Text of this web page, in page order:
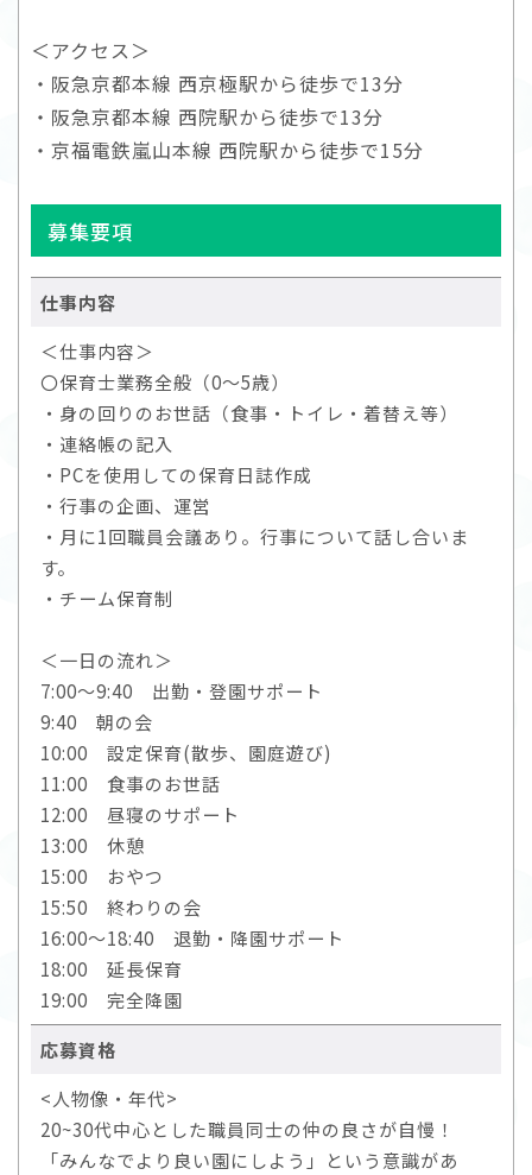
＜アクセス＞
・阪急京都本線 西京極駅から徒歩で13分
・阪急京都本線 西院駅から徒歩で13分
・京福電鉄嵐山本線 西院駅から徒歩で15分
募集要項
仕事内容
＜仕事内容＞
〇保育士業務全般（0～5歳）
・身の回りのお世話（食事・トイレ・着替え等）
・連絡帳の記入
・PCを使用しての保育日誌作成
・行事の企画、運営
・月に1回職員会議あり。行事について話し合いま
す。
・チーム保育制
＜一日の流れ＞
7:00～9:40 出勤・登園サポート
9:40 朝の会
10:00 設定保育(散歩、園庭遊び)
11:00 食事のお世話
12:00 昼寝のサポート
13:00 休憩
15:00 おやつ
15:50 終わりの会
16:00～18:40 退勤・降園サポート
18:00 延長保育
19:00 完全降園
応募資格
<人物像・年代>
20~30代中心とした職員同士の仲の良さが自慢！
「みんなでより良い園にしよう」という意識があ